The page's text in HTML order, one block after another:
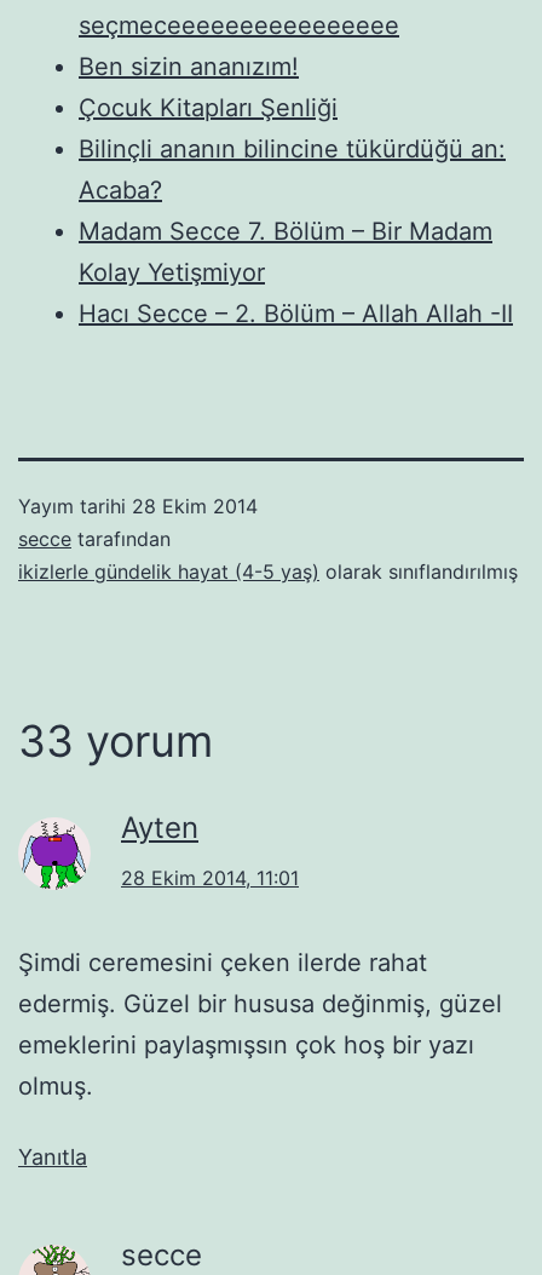
seçmeceeeeeeeeeeeeeeee
Ben sizin ananızım!
Çocuk Kitapları Şenliği
Bilinçli ananın bilincine tükürdüğü an:
Acaba?
Madam Secce 7. Bölüm – Bir Madam
Kolay Yetişmiyor
Hacı Secce – 2. Bölüm – Allah Allah -II
Yayım tarihi 28 Ekim 2014
secce tarafından
ikizlerle gündelik hayat (4-5 yaş) olarak sınıflandırılmış
33 yorum
Ayten
28 Ekim 2014, 11:01
Şimdi ceremesini çeken ilerde rahat
edermiş. Güzel bir hususa değinmiş, güzel
emeklerini paylaşmışsın çok hoş bir yazı
olmuş.
Yanıtla
secce